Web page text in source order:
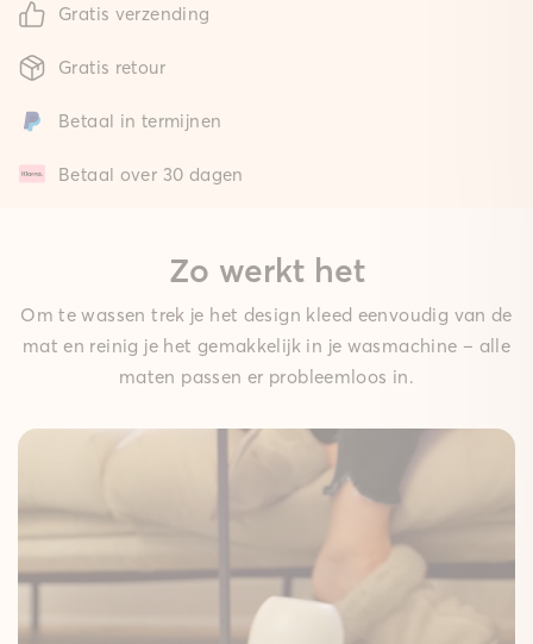
Gratis verzending
Gratis retour
Betaal in termijnen
Betaal over 30 dagen
Zo werkt het
Om te wassen trek je het design kleed eenvoudig van de
mat en reinig je het gemakkelijk in je wasmachine – alle
maten passen er probleemloos in.